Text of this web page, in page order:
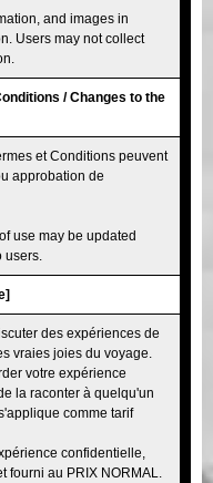
and images in
Users may not collect
/ Changes to the
et Conditions peuvent
approbation de
use may be updated
des expériences de
vraies joies du voyage.
votre expérience
la raconter à quelqu'un
comme tarif
confidentielle,
au PRIX NORMAL.